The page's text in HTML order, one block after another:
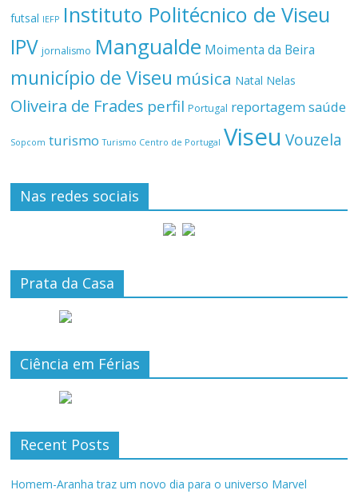
futsal IEFP Instituto Politécnico de Viseu
IPV jornalismo Mangualde Moimenta da Beira
município de Viseu música Natal Nelas
Oliveira de Frades perfil Portugal reportagemsaúde
Sopcom turismo Turismo Centro de Portugal Viseu Vouzela
Nas redes sociais
Prata da Casa
Ciência em Férias
Recent Posts
Homem-Aranha traz um novo dia para o universo Marvel